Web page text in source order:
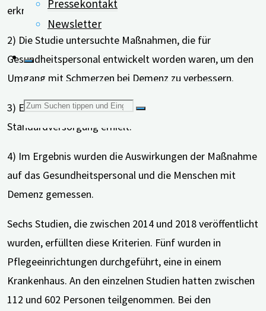
Pressekontakt
Newsletter
Suchen
nach:
erkrankt waren.
2) Die Studie untersuchte Maßnahmen, die für
Gesundheitspersonal entwickelt worden waren, um den
Umgang mit Schmerzen bei Demenz zu verbessern.
3) Es gab eine Vergleichsgruppe, die eine
Standardversorgung erhielt.
4) Im Ergebnis wurden die Auswirkungen der Maßnahme
auf das Gesundheitspersonal und die Menschen mit
Demenz gemessen.
Sechs Studien, die zwischen 2014 und 2018 veröffentlicht
wurden, erfüllten diese Kriterien. Fünf wurden in
Pflegeeinrichtungen durchgeführt, eine in einem
Krankenhaus. An den einzelnen Studien hatten zwischen
112 und 602 Personen teilgenommen. Bei den